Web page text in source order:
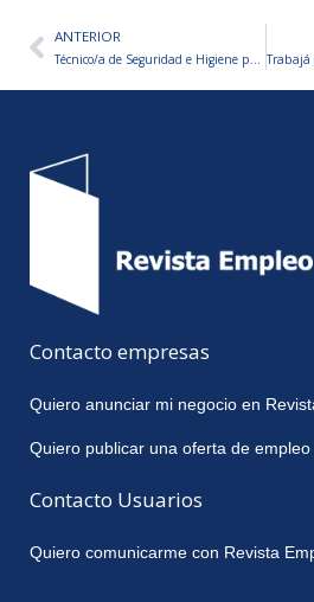
AntANTERIOR
Técnico/a de Seguridad e Higiene para Empresa Agroindustrial
Contacto empresas
Quiero anunciar mi negocio en
Quiero publicar una oferta de empleo
Contacto Usuarios
Quiero comunicarme con Revista